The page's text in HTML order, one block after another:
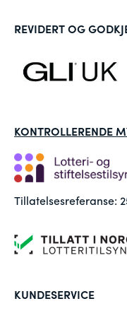
REVIDERT OG
KONTROLLERENDE
Tillatelsesreferanse:
KUNDESERVICE